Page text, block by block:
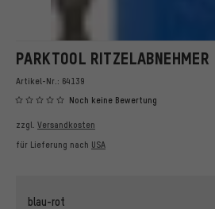
PARKTOOL
Artikel-Nr.: 64139
Noch keine Bewertung
zzgl. Versandkosten
für Lieferung nach USA
blau-rot